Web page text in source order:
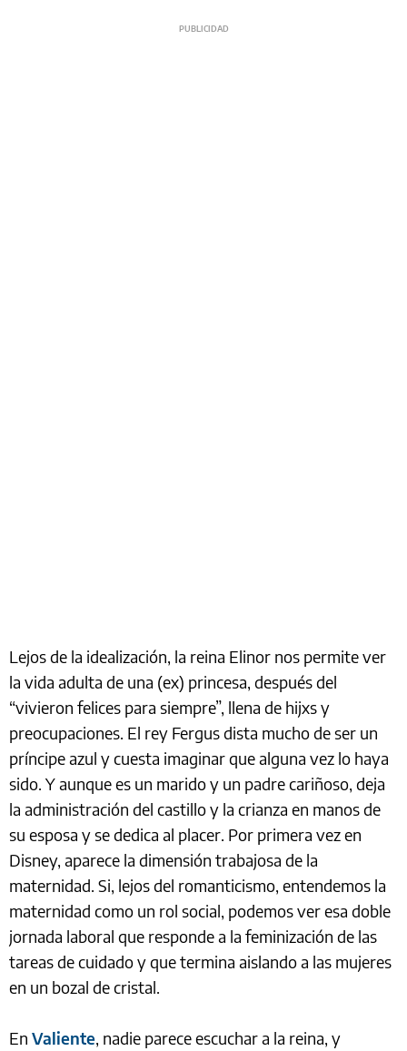
Lejos de la idealización, la reina Elinor nos permite ver
la vida adulta de una (ex) princesa, después del
“vivieron felices para siempre”, llena de hijxs y
preocupaciones. El rey Fergus dista mucho de ser un
príncipe azul y cuesta imaginar que alguna vez lo haya
sido. Y aunque es un marido y un padre cariñoso, deja
la administración del castillo y la crianza en manos de
su esposa y se dedica al placer. Por primera vez en
Disney, aparece la dimensión trabajosa de la
maternidad. Si, lejos del romanticismo, entendemos la
maternidad como un rol social, podemos ver esa doble
jornada laboral que responde a la feminización de las
tareas de cuidado y que termina aislando a las mujeres
en un bozal de cristal.
En Valiente, nadie parece escuchar a la reina, y